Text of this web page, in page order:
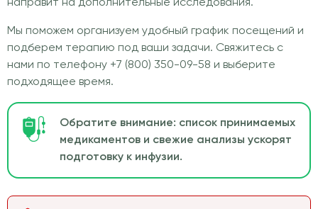
направит на дополнительные исследования.
Мы поможем организуем удобный график посещений и
подберем терапию под ваши задачи. Свяжитесь с
нами по телефону +7 (800) 350-09-58 и выберите
подходящее время.
Обратите внимание: список принимаемых
медикаментов и свежие анализы ускорят
подготовку к инфузии.